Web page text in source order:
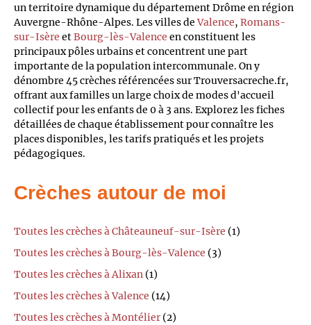
un territoire dynamique du département Drôme en région
Auvergne-Rhône-Alpes. Les villes deValence, Romans-
sur-Isère etBourg-lès-Valence en constituent les
principaux pôles urbains et concentrent une part
importante de la population intercommunale. On y
dénombre 45 crèches référencées sur Trouversacreche.fr,
offrant aux familles un large choix de modes d'accueil
collectif pour les enfants de 0 à 3 ans. Explorez les fiches
détaillées de chaque établissement pour connaître les
places disponibles, les tarifs pratiqués et les projets
pédagogiques.
Crèches autour de moi
Toutes les crèches à Châteauneuf-sur-Isère (1)
Toutes les crèches à Bourg-lès-Valence (3)
Toutes les crèches à Alixan (1)
Toutes les crèches à Valence (14)
Toutes les crèches à Montélier (2)